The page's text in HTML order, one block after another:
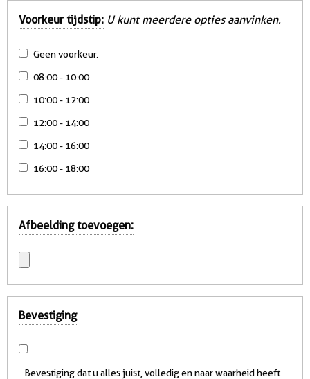
Voorkeur tijdstip: U kunt meerdere opties aanvinken.
Geen voorkeur.
08:00 - 10:00
10:00 - 12:00
12:00 - 14:00
14:00 - 16:00
16:00 - 18:00
Afbeelding toevoegen:
Bevestiging
Bevestiging dat u alles juist, volledig en naar waarheid heeft